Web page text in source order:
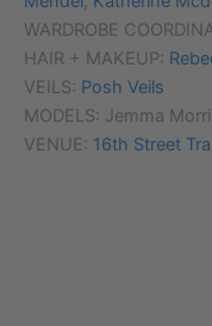
WARDROBE
HAIR + MAKEUP:
VEILS: Posh Veils
MODELS: Jemma
VENUE: 16th Street